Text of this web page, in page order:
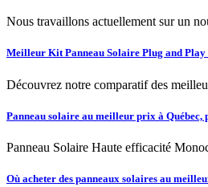
Nous travaillons actuellement sur un
Meilleur Kit Panneau Solaire Plug and Play
Découvrez notre comparatif des
Panneau solaire au meilleur prix à Québec,
Panneau Solaire Haute efficacité
Où acheter des panneaux solaires au